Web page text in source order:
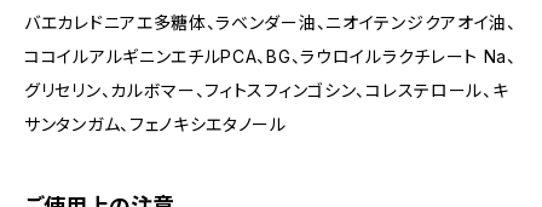
バエカレドニアエ多糖体、ラベンダー油、ニオイテンジクアオイ油、
ココイルアルギニンエチルPCA、BG、ラウロイルラクチレート Na、
グリセリン、カルボマー、フィトスフィンゴシン、コレステロール、キ
サンタンガム、フェノキシエタノール